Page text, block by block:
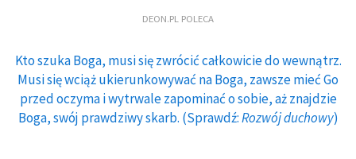
DEON.PL POLECA
Kto szuka Boga, musi się zwrócić całkowicie do wewnątrz.
Musi się wciąż ukierunkowywać na Boga, zawsze mieć Go
przed oczyma i wytrwale zapominać o sobie, aż znajdzie
Boga, swój prawdziwy skarb. (Sprawdź:Rozwój duchowy)